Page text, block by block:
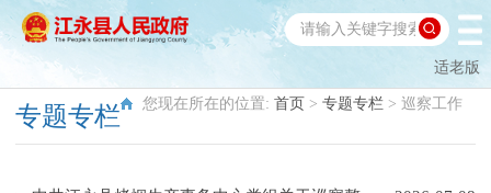
适老版
专题专栏 您现在所在的位置: 首页 > 专题专栏 > 巡察工作